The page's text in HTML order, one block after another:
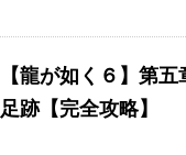
【龍が如く６】第
足跡【完全攻略】